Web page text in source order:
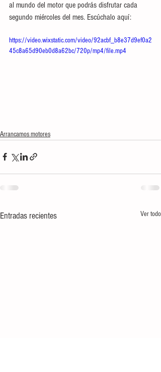
al mundo del motor que podrás disfrutar cada
segundo miércoles del mes. Escúchalo aquí:
https://video.wixstatic.com/video/92acbf_b8e37d9ef0a2
45c8a65d90eb0d8a62bc/720p/mp4/file.mp4
Arrancamos motores
Entradas recientes Ver todo